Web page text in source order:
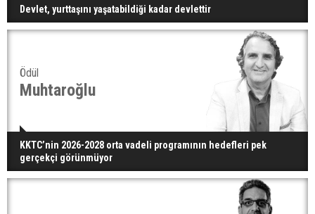
Devlet, yurttaşını yaşatabildiği kadar devlettir
Ödül
Muhtaroğlu
KKTC’nin 2026-2028 orta vadeli programının hedefleri pek
gerçekçi görünmüyor